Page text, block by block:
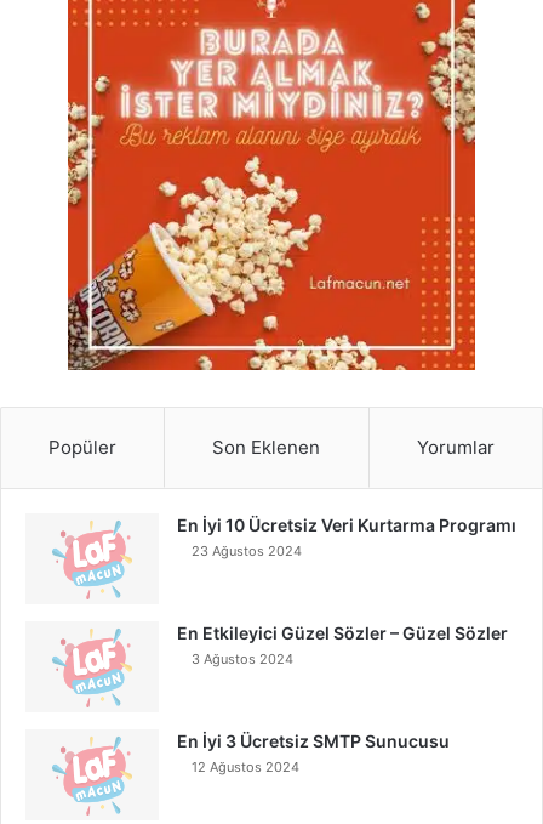
Popüler Son Eklenen Yorumlar
En İyi 10 Ücretsiz Veri Kurtarma Programı
23 Ağustos 2024
En Etkileyici Güzel Sözler – Güzel Sözler
3 Ağustos 2024
En İyi 3 Ücretsiz SMTP Sunucusu
12 Ağustos 2024